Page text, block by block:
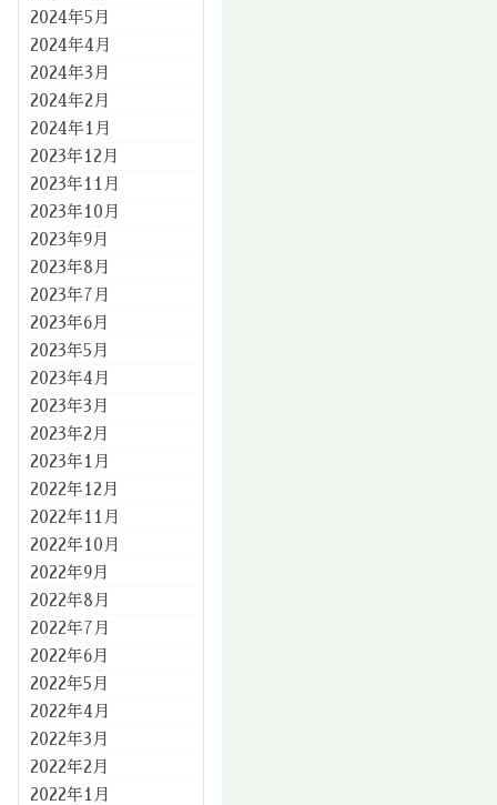
2024年5月
2024年4月
2024年3月
2024年2月
2024年1月
2023年12月
2023年11月
2023年10月
2023年9月
2023年8月
2023年7月
2023年6月
2023年5月
2023年4月
2023年3月
2023年2月
2023年1月
2022年12月
2022年11月
2022年10月
2022年9月
2022年8月
2022年7月
2022年6月
2022年5月
2022年4月
2022年3月
2022年2月
2022年1月